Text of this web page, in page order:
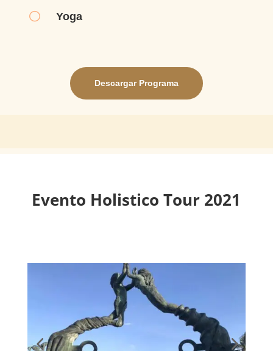
[ Yoga
Descargar Programa
Evento Holistico Tour 2021